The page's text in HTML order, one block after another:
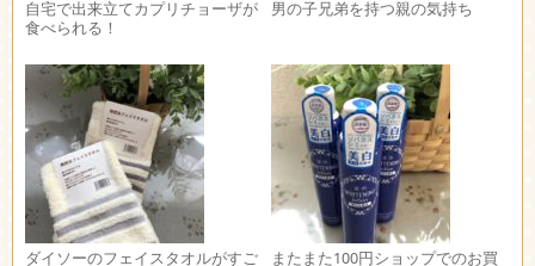
自宅で出来立てカプリチョーザが
食べられる！
男の子兄弟を持つ親の気持ち
ダイソーのフェイスタオルがすご
またまた100円ショップでのお買